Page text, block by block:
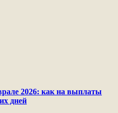
2026: как на выплаты
дней